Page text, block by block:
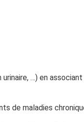
…) en associant
de maladies